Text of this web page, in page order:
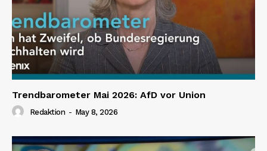
Trendbarometer Mai 2026: AfD vor Union
Redaktion - May 8, 2026